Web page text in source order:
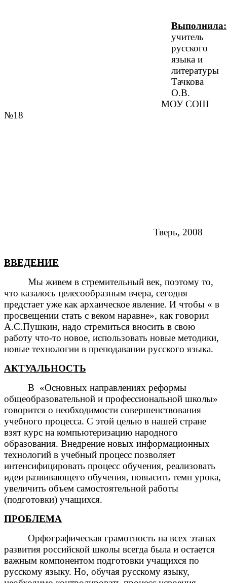
Выполнила:
учитель
русского
языка и
литературы
Тачкова
О.В.
МОУ СОШ
Тверь, 2008
ВВЕДЕНИЕ
Мы живем в стремительный век, поэтому то,
что казалось целесообразным вчера, сегодня
предстает уже как архаическое явление. И чтобы « в
просвещении стать с веком наравне», как говорил
А.С.Пушкин, надо стремиться вносить в свою
работу что-то новое, использовать новые методики,
новые технологии в преподавании русского языка.
АКТУАЛЬНОСТЬ
В «Основных направлениях реформы
общеобразовательной и профессиональной школы»
говорится о необходимости совершенствования
учебного процесса. С этой целью в нашей стране
взят курс на компьютеризацию народного
образования. Внедрение новых информационных
технологий в учебный процесс позволяет
интенсифицировать процесс обучения, реализовать
идеи развивающего обучения, повысить темп урока,
увеличить объем самостоятельной работы
(подготовки) учащихся.
ПРОБЛЕМА
Орфографическая грамотность на всех этапах
развития российской школы всегда была и остается
важным компонентом подготовки учащихся по
русскому языку. Но, обучая русскому языку,